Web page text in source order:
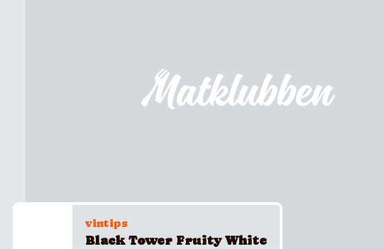
vintips
Black Tower Fruity White